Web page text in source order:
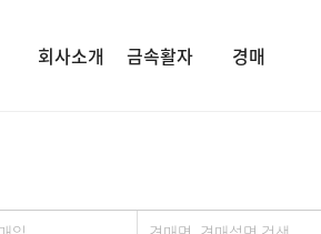
회사소개 금속활자 경매